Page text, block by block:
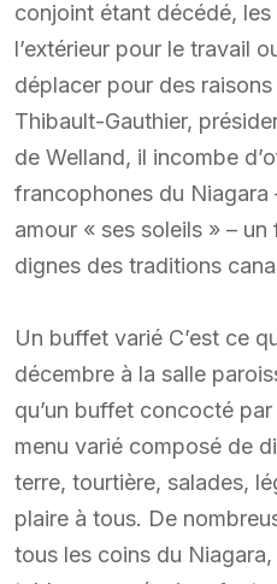
conjoint étant décédé,
l’extérieur pour le travail
déplacer pour des
Thibault-Gauthier,
de Welland, il incombe
francophones du Niagara
amour « ses soleils » –
dignes des traditions
Un buffet varié C’est ce
décembre à la salle
qu’un buffet concocté
menu varié composé de
terre, tourtière, salades,
plaire à tous. De
tous les coins du